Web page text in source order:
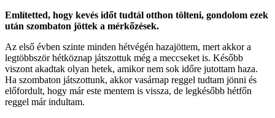
Említetted, hogy kevés időt tudtál otthon tölteni, gondolom ezek
után szombaton jöttek a mérkőzések.
Az első évben szinte minden hétvégén hazajöttem, mert akkor a
legtöbbször hétköznap játszottuk még a meccseket is. Később
viszont akadtak olyan hetek, amikor nem sok időre jutottam haza.
Ha szombaton játszottunk, akkor vasárnap reggel tudtam jönni és
előfordult, hogy már este mentem is vissza, de legkésőbb hétfőn
reggel már indultam.